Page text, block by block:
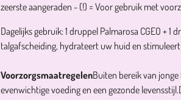
zeerste aangeraden - (!) = Voor gebruik met
Dagelijks gebruik: 1 druppel Palmarosa CGEO +
talgafscheiding, hydrateert uw huid en
VoorzorgsmaatregelenBuiten bereik van
evenwichtige voeding en een gezonde levensstijl.